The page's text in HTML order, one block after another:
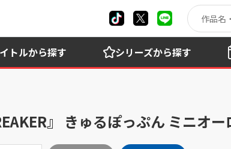
トルから探す シリーズから探す
』 きゅるぽっぷん ミニオ